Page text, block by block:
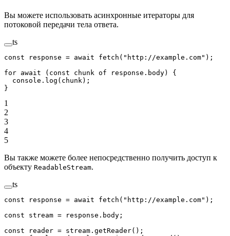
Вы можете использовать асинхронные итераторы для
потоковой передачи тела ответа.
ts
const response = await fetch ( "http://example.com" );
for await ( const chunk of response.body) {
  console.
log (chunk);
}
1
2
3
4
5
Вы также можете более непосредственно получить доступ к
объекту ReadableStream.
ts
const response = await fetch ( "http://example.com" );
const stream = response.body;
const reader = stream. getReader();